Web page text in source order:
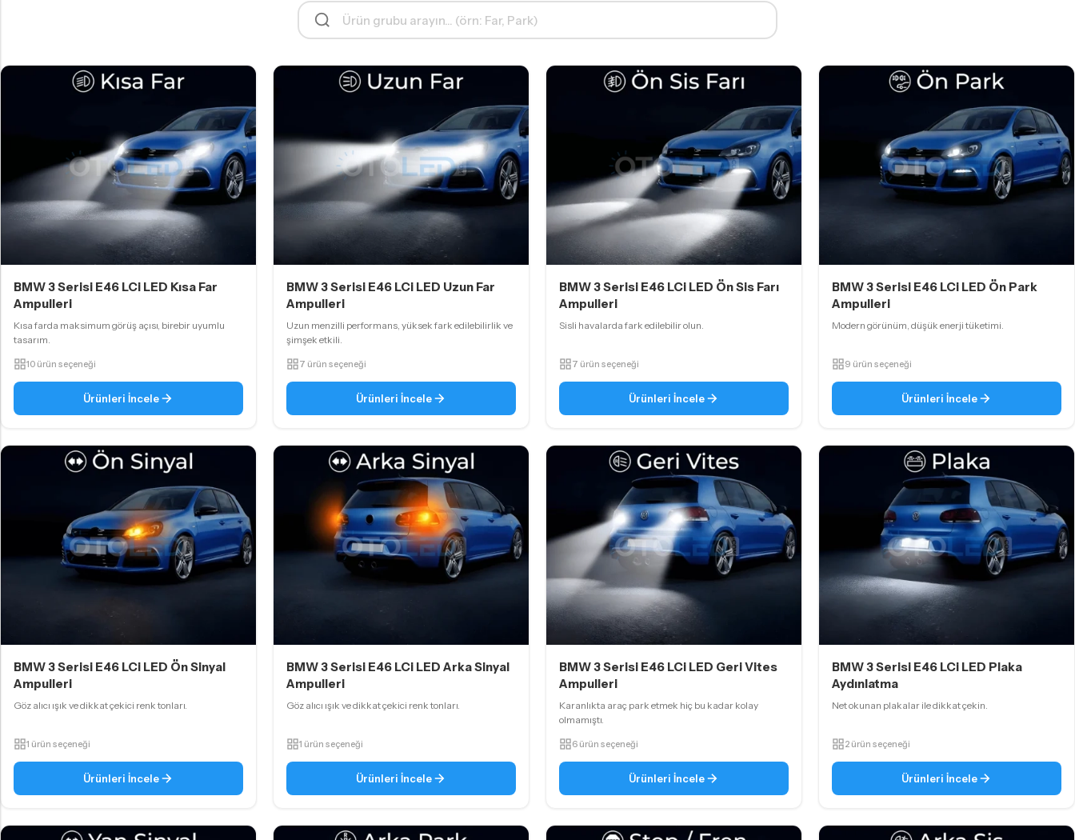
BMW 3 Serisi E46 LCi LED Kısa Far
Ampulleri
Kısa farda maksimum görüş açısı, birebir uyumlu
tasarım.
10 ürün seçeneği
Ürünleri İncele
BMW 3 Serisi E46 LCi LED Uzun Far
Ampulleri
Uzun menzilli performans, yüksek fark edilebilirlik ve
şimşek etkili.
7 ürün seçeneği
Ürünleri İncele
BMW 3 Serisi E46 LCi LED Ön Sis Farı
Ampulleri
Sisli havalarda fark edilebilir olun.
7 ürün seçeneği
Ürünleri İncele
BMW 3 Serisi E46 LCi LED Ön Park
Ampulleri
Modern görünüm, düşük enerji tüketimi.
9 ürün seçeneği
Ürünleri İncele
BMW 3 Serisi E46 LCi LED Ön Sinyal
Ampulleri
Göz alıcı ışık ve dikkat çekici renk tonları.
1 ürün seçeneği
Ürünleri İncele
BMW 3 Serisi E46 LCi LED Arka Sinyal
Ampulleri
Göz alıcı ışık ve dikkat çekici renk tonları.
1 ürün seçeneği
Ürünleri İncele
BMW 3 Serisi E46 LCi LED Geri Vites
Ampulleri
Karanlıkta araç park etmek hiç bu kadar kolay
olmamıştı.
6 ürün seçeneği
Ürünleri İncele
BMW 3 Serisi E46 LCi LED Plaka
Aydınlatma
Net okunan plakalar ile dikkat çekin.
2 ürün seçeneği
Ürünleri İncele